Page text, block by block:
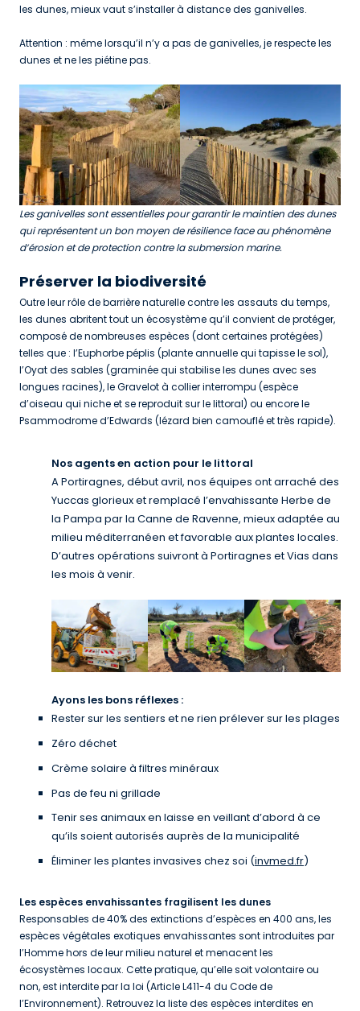
les dunes, mieux vaut s’installer à distance des ganivelles.
Attention : même lorsqu’il n’y a pas de ganivelles, je respecte les
dunes et ne les piétine pas.
Les ganivelles sont essentielles pour garantir le maintien des dunes
qui représentent un bon moyen de résilience face au phénomène
d’érosion et de protection contre la submersion marine.
Préserver la biodiversité
Outre leur rôle de barrière naturelle contre les assauts du temps,
les dunes abritent tout un écosystème qu’il convient de protéger,
composé de nombreuses espèces (dont certaines protégées)
telles que : l’Euphorbe péplis (plante annuelle qui tapisse le sol),
l’Oyat des sables (graminée qui stabilise les dunes avec ses
longues racines), le Gravelot à collier interrompu (espèce
d’oiseau qui niche et se reproduit sur le littoral) ou encore le
Psammodrome d’Edwards (lézard bien camouflé et très rapide).
Nos agents en action pour le littoral
A Portiragnes, début avril, nos équipes ont arraché des
Yuccas glorieux et remplacé l’envahissante Herbe de
la Pampa par la Canne de Ravenne, mieux adaptée au
milieu méditerranéen et favorable aux plantes locales.
D’autres opérations suivront à Portiragnes et Vias dans
les mois à venir.
Ayons les bons réflexes :
Rester sur les sentiers et ne rien prélever sur les plages
Zéro déchet
Crème solaire à filtres minéraux
Pas de feu ni grillade
Tenir ses animaux en laisse en veillant d’abord à ce
qu’ils soient autorisés auprès de la municipalité
Éliminer les plantes invasives chez soi (invmed.fr)
Les espèces envahissantes fragilisent les dunes
Responsables de 40% des extinctions d’espèces en 400 ans, les
espèces végétales exotiques envahissantes sont introduites par
l’Homme hors de leur milieu naturel et menacent les
écosystèmes locaux. Cette pratique, qu’elle soit volontaire ou
non, est interdite par la loi (Article L411-4 du Code de
l’Environnement). Retrouvez la liste des espèces interdites en